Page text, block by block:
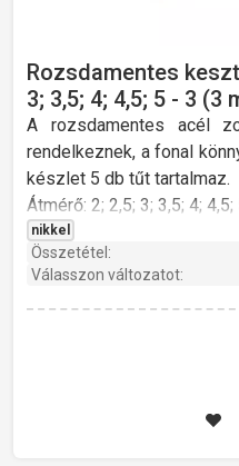
Rozsdamentes
3; 3,5; 4; 4,5; 5 - 3
A rozsdamentes acél
rendelkeznek, a fonal
készlet 5 db tűt tartalmaz.
Átmérő: 2; 2,5; 3; 3,5; 4; 4,5;
Hossz: 20 cm
Súly: 22 g
rozsdamentes acél
nikkel
Összetétel:
Válasszon változatot: